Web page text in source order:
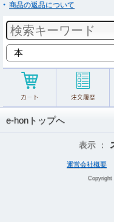
商品の返品について
e-honトップへ
表示 ：
運営会社概要
Copyright